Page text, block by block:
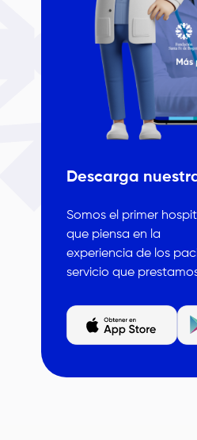
Descarga
Somos el primer
que piensa en la
experiencia de los
servicio que